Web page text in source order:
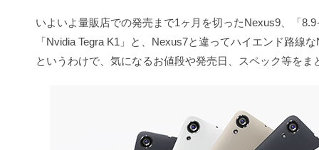
いよいよ量販店での発売まで1ヶ月を切ったNexus9、「
「Nvidia Tegra K1」と、Nexus7と違ってハイエンド路線
というわけで、気になるお値段や発売日、スペック等をま